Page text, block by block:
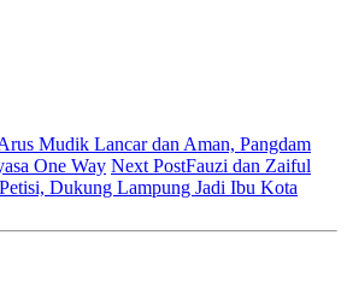
Mudik Lancar dan Aman, Pangdam
One Way Next PostFauzi dan Zaiful
Dukung Lampung Jadi Ibu Kota